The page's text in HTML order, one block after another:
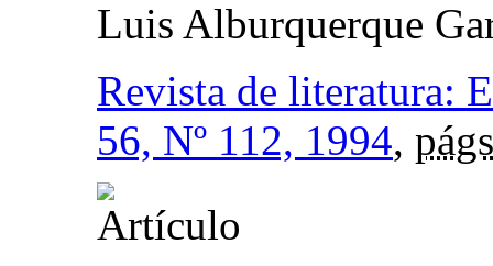
Luis Alburquerque
Revista de literatura:
56, Nº 112, 1994,